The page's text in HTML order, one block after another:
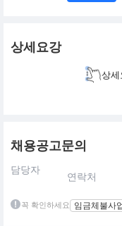
상세요강
상세
채용공고문의
담당자
연락처
꼭 확인하세요 임금체불사